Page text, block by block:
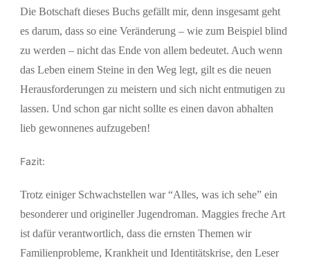
Die Botschaft dieses Buchs gefällt mir, denn insgesamt geht
es darum, dass so eine Veränderung – wie zum Beispiel blind
zu werden – nicht das Ende von allem bedeutet. Auch wenn
das Leben einem Steine in den Weg legt, gilt es die neuen
Herausforderungen zu meistern und sich nicht entmutigen zu
lassen. Und schon gar nicht sollte es einen davon abhalten
lieb gewonnenes aufzugeben!
Fazit:
Trotz einiger Schwachstellen war “Alles, was ich sehe” ein
besonderer und origineller Jugendroman. Maggies freche Art
ist dafür verantwortlich, dass die ernsten Themen wir
Familienprobleme, Krankheit und Identitätskrise, den Leser